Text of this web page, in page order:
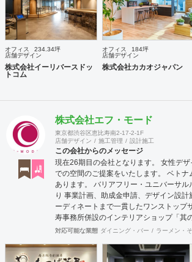
オフィス
234.34坪
店舗デザイン
株式会社イーリバースドッ
トコム
オフィス
184坪
店舗デザイン
株式会社カカオジャパン
株式会社エフ・モード
東京都渋谷区恵比寿南2-17-2-1F
店舗デザイン
施工管理 設計施工
この会社からのメッセージ
現在26期目の会社となります。 女性デ
での空間のご提案をいたします。 ベトナ
あります。 バリアフリー・ユニバーサル
り 事業計画、助成金申請、デザイン設計
ーディネートまで一貫したワンストップ
寿事務所併設のインテリアショップ「其
はオリジナル家具をはじめアンティーク
対応可能な業態 ダイニング・バー ラーメン・